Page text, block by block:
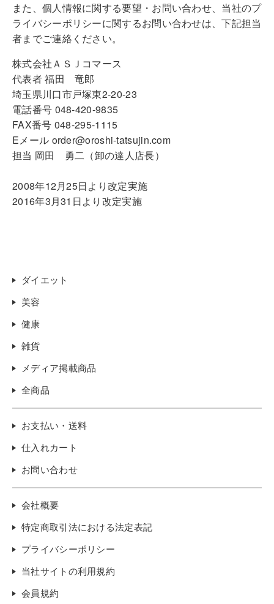
また、個人情報に関する要望・お問い合わせ、当社のプ
ライバシーポリシーに関するお問い合わせは、下記担当
者までご連絡ください。
株式会社ＡＳＪコマース
代表者 福田 竜郎
埼玉県川口市戸塚東2-20-23
電話番号 048-420-9835
FAX番号 048-295-1115
Eメール order@oroshi-tatsujin.com
担当 岡田 勇二（卸の達人店長）
2008年12月25日より改定実施
2016年3月31日より改定実施
ダイエット
美容
健康
雑貨
メディア掲載商品
全商品
お支払い・送料
仕入れカート
お問い合わせ
会社概要
特定商取引法における法定表記
プライバシーポリシー
当社サイトの利用規約
会員規約